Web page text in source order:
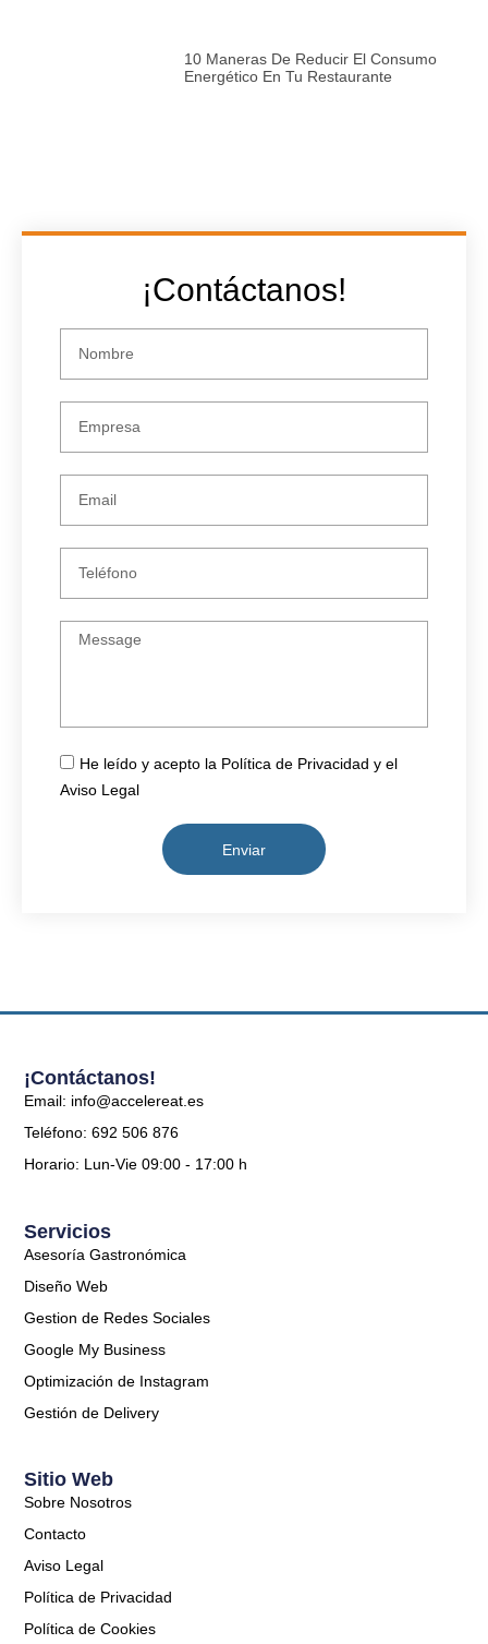
10 Maneras De Reducir El Consumo
Energético En Tu Restaurante
¡Contáctanos!
He leído y acepto la Política de Privacidad y el
Aviso Legal
Enviar
Servicios
Asesoría Gastronómica
Diseño Web
Gestion de Redes Sociales
Google My Business
Optimización de Instagram
Gestión de Delivery
Sitio Web
Sobre Nosotros
Contacto
Aviso Legal
Política de Privacidad
Política de Cookies
¡Contáctanos!
Email: info@accelereat.es
Teléfono: 692 506 876
Horario: Lun-Vie 09:00 - 17:00 h